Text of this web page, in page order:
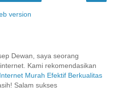
version
Dewan, saya seorang
Kami rekomendasikan
Murah Efektif Berkualitas
Salam sukses